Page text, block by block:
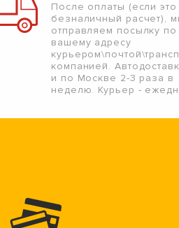
После оплаты (если это
безналичный расчет),
отправляем посылку по
вашему адресу
компанией.
и по Москве 2-3 раза в
неделю. Курьер -